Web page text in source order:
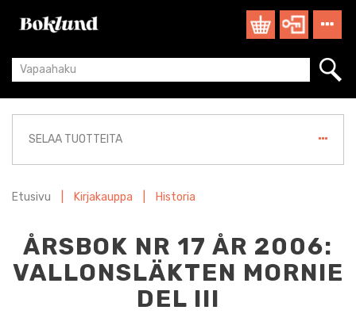
SELAA TUOTTEITA
Etusivu Kirjakauppa Historia
ÅRSBOK NR 17 ÅR 2006:
VALLONSLÄKTEN MORNIE
DEL III